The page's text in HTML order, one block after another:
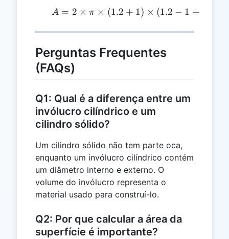
A = 2 \times \pi \times
A = 2 × π × (1.2 + 1) × (1.2 − 1 +
Perguntas Frequentes
(FAQs)
Q1: Qual é a diferença entre um
invólucro cilíndrico e um
cilindro sólido?
Um cilindro sólido não tem parte oca,
enquanto um invólucro cilíndrico contém
um diâmetro interno e externo. O
volume do invólucro representa o
material usado para construí-lo.
Q2: Por que calcular a área da
superfície é importante?